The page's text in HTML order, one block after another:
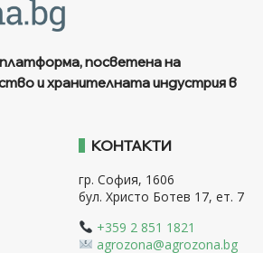
посветена на
и хранителната индустрия в
КОНТАКТИ
гр. София, 1606
бул. Христо Ботев 17, ет. 7
+359 2 851 1821
agrozona@agrozona.bg